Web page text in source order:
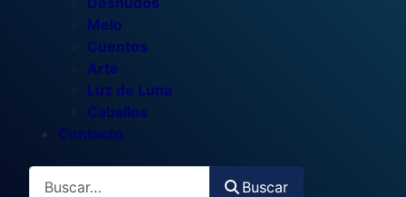
Melo
Cuentos
Arte
Luz de Luna
Caballos
Contacto
Buscar
Buscar